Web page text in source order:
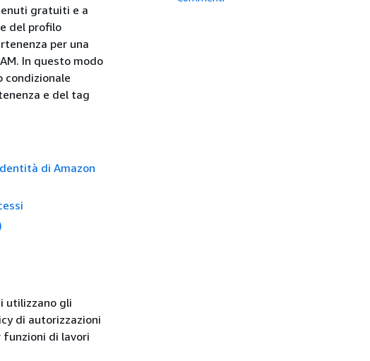
gratuiti e a
del profilo
per una
In questo modo
condizionale
e del tag
di Amazon
utilizzano gli
di autorizzazioni
di lavori